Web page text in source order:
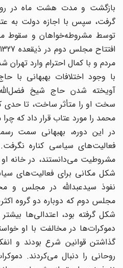
بازگشت و مدت هشت ماه در
گرفت، سپس با اجازه دولت به
توسط مشروطه‌خواهان و سقوط
مردم و با کمال احترام وارد تهران شد.
با وجود اختلافات بهبهانی با
آویخته شدن حاج شیخ
سخت او را متأثر ساخت، تا حدی
محمد را مورد عتاب قرار داد که چرا
در این دوره، بهبهانی سمت
فعالیت‌های سیاسی کناره نگرفت.
مشروطیت می‌دانستند، در خانه او
شکل مکانی برای فعالیت‌های
نفوذ سید‌عبدالله در مجلس و
مجلس دوم که دوباره دو گروه
شکل گرفته بود، اعتدالی‌ها بیشتر
دموکرات‌ها در مخالفت با او
گذاشتن قوانین شرع بودند و
روحانی را دنبال می‌کردند.